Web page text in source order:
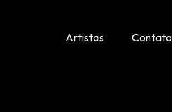
Artistas Contato